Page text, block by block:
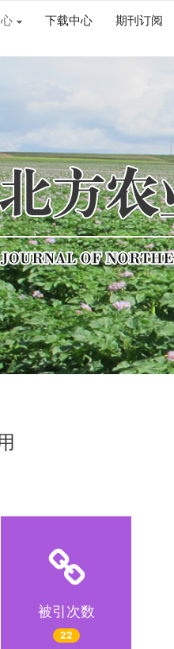
下载中心 期刊订阅
被引次数
22